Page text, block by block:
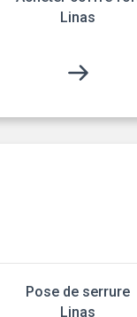
Linas
Pose de serrure
Linas